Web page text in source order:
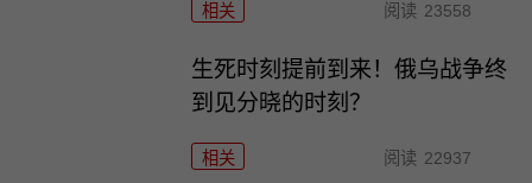
相关 阅读 23558
生死时刻提前到来！俄乌战争终
到见分晓的时刻？
相关 阅读 22937